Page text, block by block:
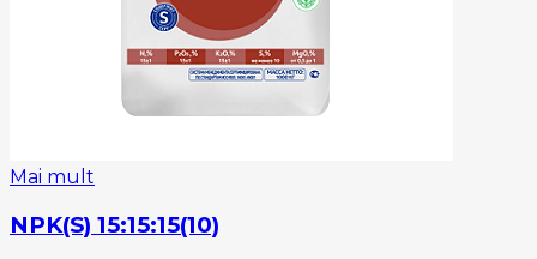
Mai mult
NPK(S) 15:15:15(10)